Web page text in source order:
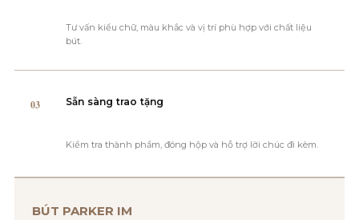
Tư vấn kiểu chữ, màu khắc và vị trí phù hợp với chất liệu
bút.
03 Sẵn sàng trao tặng
Kiểm tra thành phẩm, đóng hộp và hỗ trợ lời chúc đi kèm.
BÚT PARKER IM